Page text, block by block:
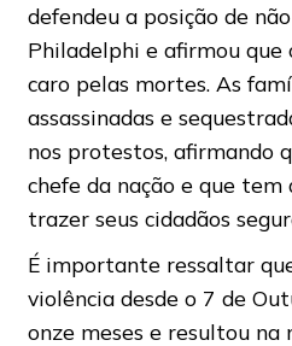
defendeu a posição de
Philadelphi e afirmou que
caro pelas mortes. As
assassinadas e
nos protestos, afirmando
chefe da nação e que
trazer seus cidadãos
É importante ressaltar
violência desde o 7 de
onze meses e resultou